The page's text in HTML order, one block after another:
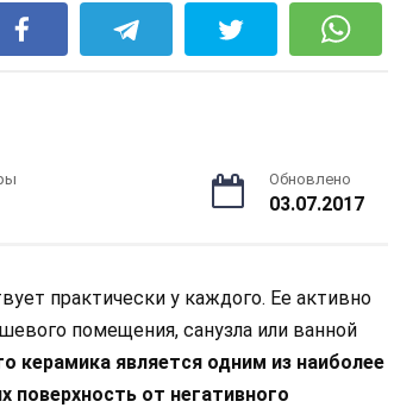
Обновлено
03.07.2017
практически у каждого. Ее активно
помещения, санузла или ванной
керамика является одним из наиболее
от негативного